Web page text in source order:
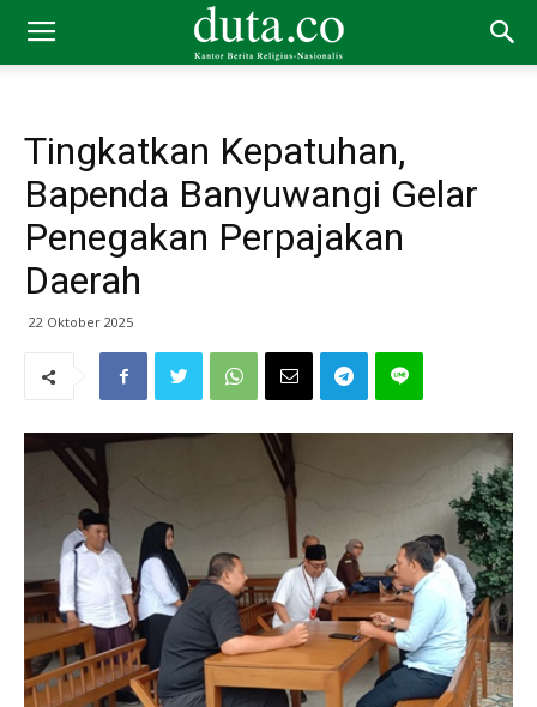
Tingkatkan Kepatuhan,
Bapenda Banyuwangi Gelar
Penegakan Perpajakan
Daerah
22 Oktober 2025